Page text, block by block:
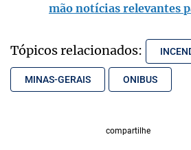
mão notícias relevantes
Tópicos relacionados:
MINAS-GERAIS ONIBUS
compartilhe